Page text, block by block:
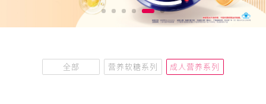
全部
营养软糖系列 成人营养系列